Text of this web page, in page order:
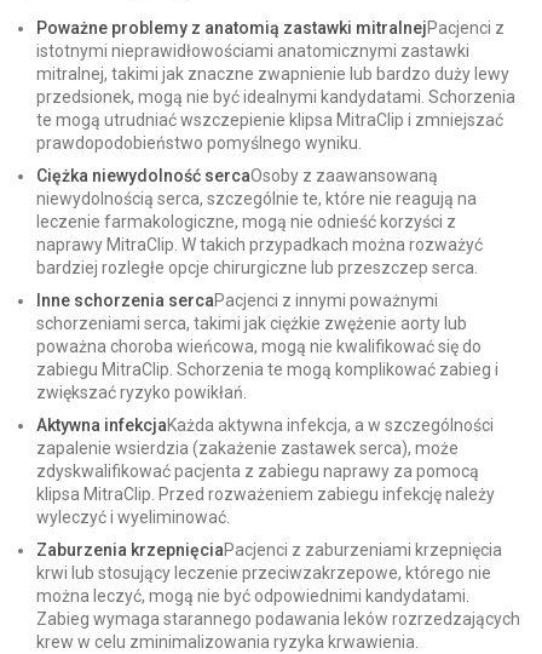
Poważne problemy z anatomią zastawki mitralnejPacjenci z
istotnymi nieprawidłowościami anatomicznymi zastawki
mitralnej, takimi jak znaczne zwapnienie lub bardzo duży lewy
przedsionek, mogą nie być idealnymi kandydatami. Schorzenia
te mogą utrudniać wszczepienie klipsa MitraClip i zmniejszać
prawdopodobieństwo pomyślnego wyniku.
Ciężka niewydolność sercaOsoby z zaawansowaną
niewydolnością serca, szczególnie te, które nie reagują na
leczenie farmakologiczne, mogą nie odnieść korzyści z
naprawy MitraClip. W takich przypadkach można rozważyć
bardziej rozległe opcje chirurgiczne lub przeszczep serca.
Inne schorzenia sercaPacjenci z innymi poważnymi
schorzeniami serca, takimi jak ciężkie zwężenie aorty lub
poważna choroba wieńcowa, mogą nie kwalifikować się do
zabiegu MitraClip. Schorzenia te mogą komplikować zabieg i
zwiększać ryzyko powikłań.
Aktywna infekcjaKażda aktywna infekcja, a w szczególności
zapalenie wsierdzia (zakażenie zastawek serca), może
zdyskwalifikować pacjenta z zabiegu naprawy za pomocą
klipsa MitraClip. Przed rozważeniem zabiegu infekcję należy
wyleczyć i wyeliminować.
Zaburzenia krzepnięciaPacjenci z zaburzeniami krzepnięcia
krwi lub stosujący leczenie przeciwzakrzepowe, którego nie
można leczyć, mogą nie być odpowiednimi kandydatami.
Zabieg wymaga starannego podawania leków rozrzedzających
krew w celu zminimalizowania ryzyka krwawienia.